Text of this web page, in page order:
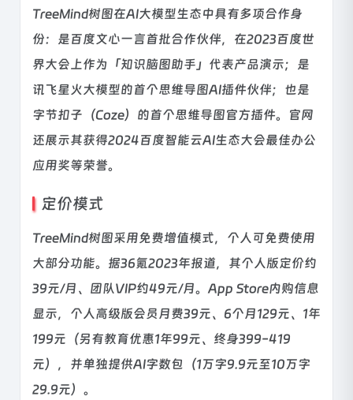
TreeMind树图在AI大模型生态中具有多项合作身
份：是百度文心一言首批合作伙伴，在2023百度世
界大会上作为「知识脑图助手」代表产品演示；是
讯飞星火大模型的首个思维导图AI插件伙伴；也是
字节扣子（Coze）的首个思维导图官方插件。官网
还展示其获得2024百度智能云AI生态大会最佳办公
应用奖等荣誉。
定价模式
TreeMind树图采用免费增值模式，个人可免费使用
大部分功能。据36氪2023年报道，其个人版定价约
39元/月、团队VIP约49元/月。App Store内购信息
显示，个人高级版会员月费39元、6个月129元、1年
199元（另有教育优惠1年99元、终身399-419
元），并单独提供AI字数包（1万字9.9元至10万字
29.9元）。